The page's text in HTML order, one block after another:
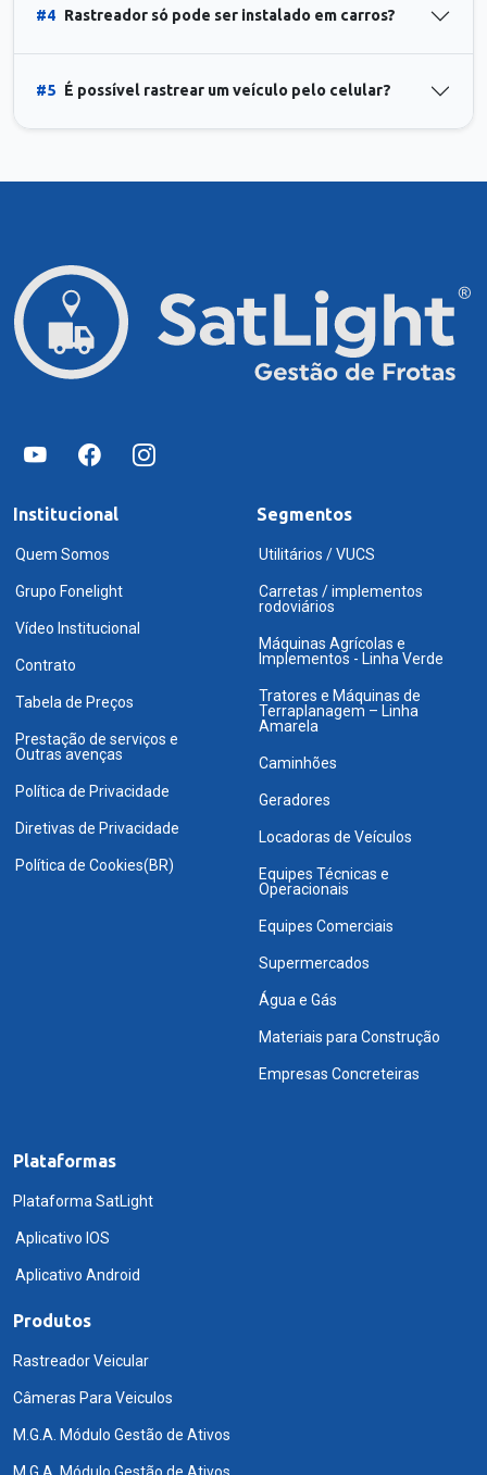
#4 Rastreador só pode ser instalado em carros?
#5 É possível rastrear um veículo pelo celular?
Institucional
Quem Somos
Grupo Fonelight
Vídeo Institucional
Contrato
Tabela de Preços
Prestação de serviços e
Outras avenças
Política de Privacidade
Diretivas de Privacidade
Política de Cookies(BR)
Segmentos
Utilitários / VUCS
Carretas / implementos
rodoviários
Máquinas Agrícolas e
Implementos - Linha Verde
Tratores e Máquinas de
Terraplanagem – Linha
Amarela
Caminhões
Geradores
Locadoras de Veículos
Equipes Técnicas e
Operacionais
Equipes Comerciais
Supermercados
Água e Gás
Materiais para Construção
Empresas Concreteiras
Plataformas
Plataforma SatLight
Aplicativo IOS
Aplicativo Android
Produtos
Rastreador Veicular
Câmeras Para Veiculos
M.G.A. Módulo Gestão de Ativos